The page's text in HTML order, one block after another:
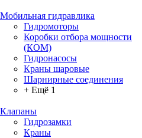
Мобильная гидравлика
Гидромоторы
Коробки отбора мощности
(КОМ)
Гидронасосы
Краны шаровые
Шарнирные соединения
+ Ещё 1
Клапаны
Гидрозамки
Краны